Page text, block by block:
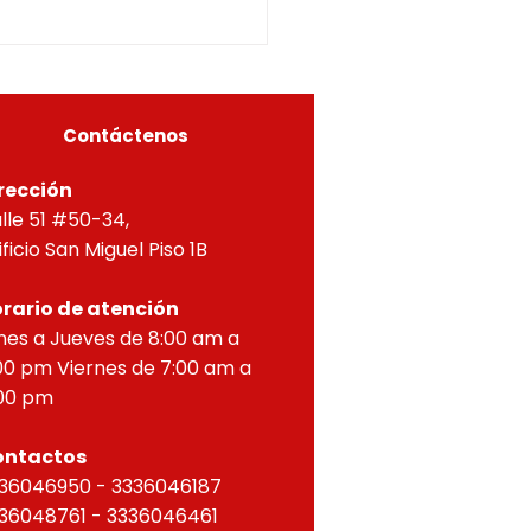
concordantes, hace
que según ra
Contáctenos
51 #50-34,
San Miguel Piso 1B
de atención
a Jueves de 8:00 am a
pm Viernes de 7:00 am a
pm
- 3336046187
- 3336046461